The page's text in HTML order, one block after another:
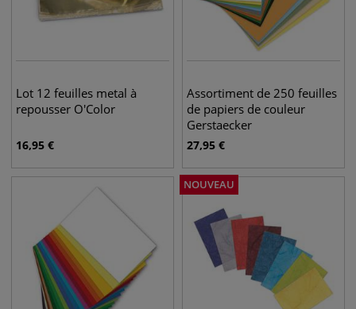
Lot 12 feuilles metal à
repousser O'Color
16,95 €
Assortiment de 250 feuilles
de papiers de couleur
Gerstaecker
27,95 €
NOUVEAU